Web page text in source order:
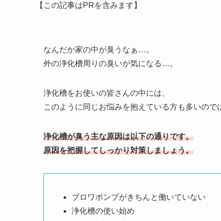
【この記事はPRを含みます】
なんだか家の中が臭うなぁ…。
外の浄化槽周りの臭いが気になる…。
浄化槽をお使いの皆さんの中には、
このように同じお悩みを抱えている方も多いので
浄化槽が臭う主な原因は以下の通りです。
原因を把握してしっかり対策しましょう。
ブロワポンプがきちんと働いていない
浄化槽の使い始め